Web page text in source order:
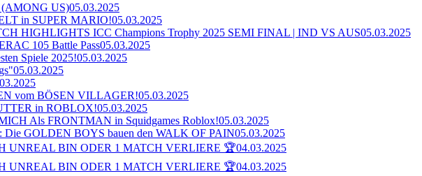
US)05.03.2025
in SUPER MARIO!05.03.2025
HIGHLIGHTS ICC Champions Trophy 2025 SEMI FINAL | IND VS AUS05.03.2025
105 Battle Pass05.03.2025
Spiele 2025!05.03.2025
05.03.2025
vom BÖSEN VILLAGER!05.03.2025
in ROBLOX!05.03.2025
Als FRONTMAN in Squidgames Roblox!05.03.2025
Die GOLDEN BOYS bauen den WALK OF PAIN05.03.2025
UNREAL BIN ODER 1 MATCH VERLIERE 🏆04.03.2025
UNREAL BIN ODER 1 MATCH VERLIERE 🏆04.03.2025